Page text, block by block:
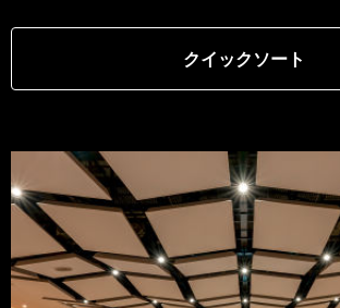
クイックソート